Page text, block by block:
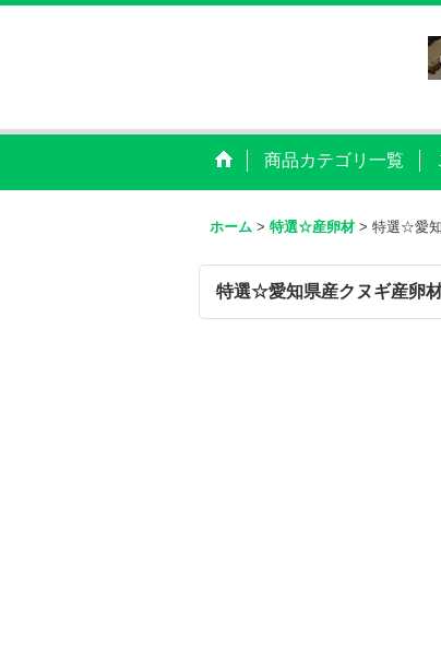
商品カテゴリ一覧
ホーム > 特選☆産卵材 > 特選☆愛
特選☆愛知県産クヌギ産卵